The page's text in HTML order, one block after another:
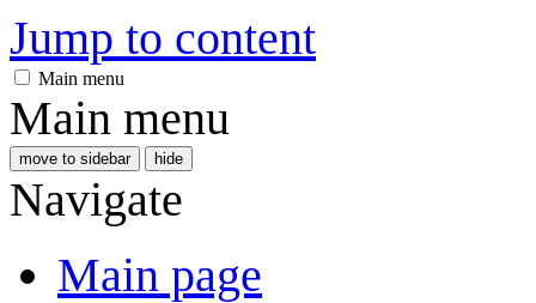
Jump to content
Main menu
Main menu
move to sidebar hide
Navigate
Main page